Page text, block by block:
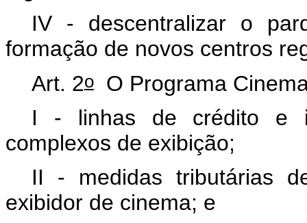
IV - descentralizar o
formação de novos centros
Art. 2oO Programa
I - linhas de crédito e
complexos de exibição;
II - medidas tributárias
exibidor de cinema; e